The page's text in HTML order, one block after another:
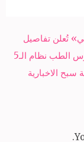
تُعلن تفاصيل
نظام بكالوريوس الطب نظام الـ5
الاخبارية